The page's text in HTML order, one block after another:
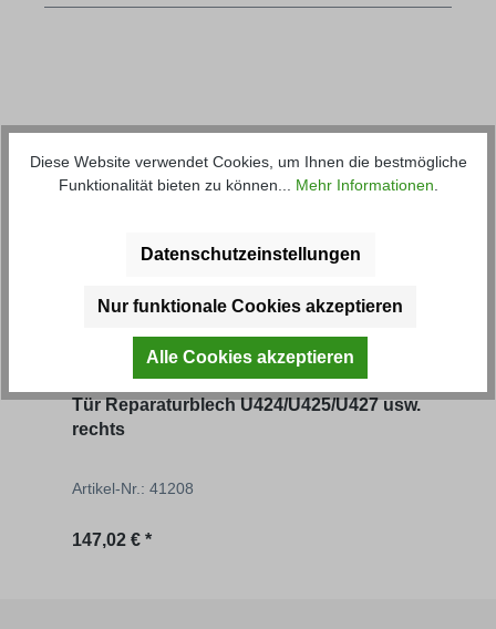
Kunden haben sich ebenfalls
Tür Reparaturblech U424/U425/U427 usw.
rechts
Artikel-Nr.: 41208
Regulärer Preis:
147,02 € *
Diese Website verwendet Cookies, um Ihnen die bestmögliche
Funktionalität bieten zu können... Mehr Informationen.
Datenschutzeinstellungen
Nur funktionale Cookies akzeptieren
Alle Cookies akzeptieren